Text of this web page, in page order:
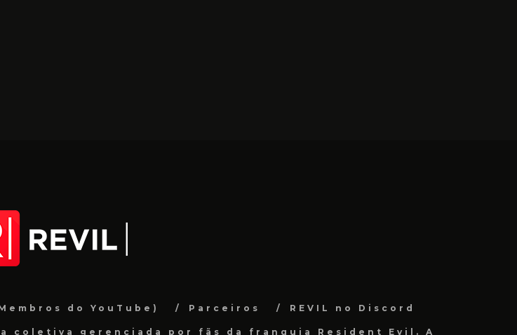
do YouTube) Parceiros REVIL no Discord
coletiva gerenciada por fãs da franquia Resident Evil. A